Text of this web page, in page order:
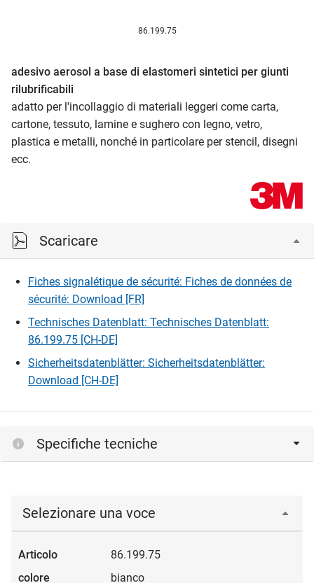
86.199.75
adesivo aerosol a base di elastomeri sintetici per giunti
rilubrificabili
adatto per l'incollaggio di materiali leggeri come carta,
cartone, tessuto, lamine e sughero con legno, vetro,
plastica e metalli, nonché in particolare per stencil, disegni
ecc.
Scaricare
Fiches signalétique de sécurité: Fiches de données de
sécurité: Download [FR]
Technisches Datenblatt: Technisches Datenblatt:
86.199.75 [CH-DE]
Sicherheitsdatenblätter: Sicherheitsdatenblätter:
Download [CH-DE]
Specifiche tecniche
Selezionare una voce
86.199.75
bianco